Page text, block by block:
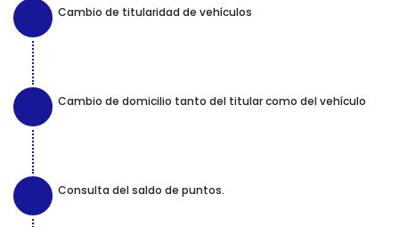
assessoria@cuesta-pol.com
Cambio de titularidad de vehículos
Cambio de domicilio tanto del titular como del vehículo
Consulta del saldo de puntos.